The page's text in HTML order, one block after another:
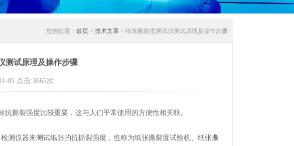
您的位置： 首页 > 技术文章 > 纸张撕裂度测试仪测试原理及操作步骤
测试原理及操作步骤
05 点击:3665次
撕裂强度比较重要，这与人们平常使用的方便性相关联。
检测仪器来测试纸张的抗撕裂强度，也称为纸张撕裂度试验机、纸张撕